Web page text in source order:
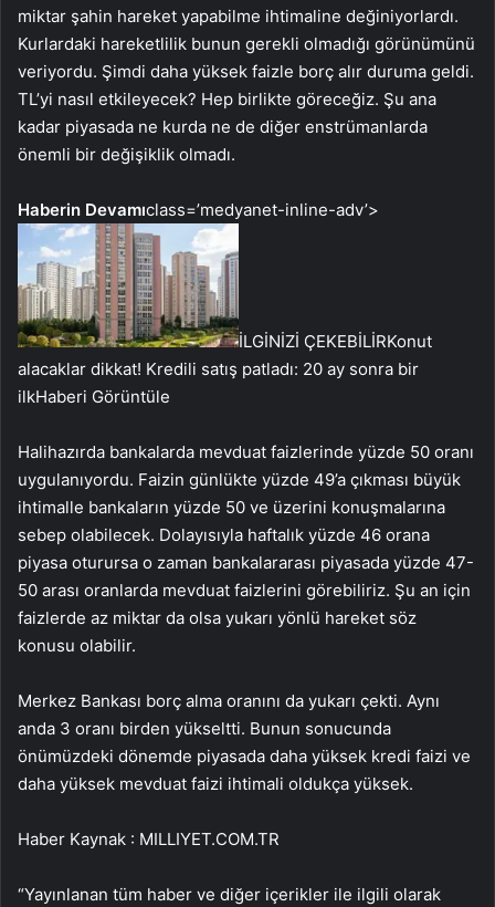
miktar şahin hareket yapabilme ihtimaline değiniyorlardı.
Kurlardaki hareketlilik bunun gerekli olmadığı görünümünü
veriyordu. Şimdi daha yüksek faizle borç alır duruma geldi.
TL’yi nasıl etkileyecek? Hep birlikte göreceğiz. Şu ana
kadar piyasada ne kurda ne de diğer enstrümanlarda
önemli bir değişiklik olmadı.
Haberin Devamıclass=’medyanet-inline-adv’>
İLGİNİZİ ÇEKEBİLİRKonut
alacaklar dikkat! Kredili satış patladı: 20 ay sonra bir
ilkHaberi Görüntüle
Halihazırda bankalarda mevduat faizlerinde yüzde 50 oranı
uygulanıyordu. Faizin günlükte yüzde 49’a çıkması büyük
ihtimalle bankaların yüzde 50 ve üzerini konuşmalarına
sebep olabilecek. Dolayısıyla haftalık yüzde 46 orana
piyasa oturursa o zaman bankalararası piyasada yüzde 47-
50 arası oranlarda mevduat faizlerini görebiliriz. Şu an için
faizlerde az miktar da olsa yukarı yönlü hareket söz
konusu olabilir.
Merkez Bankası borç alma oranını da yukarı çekti. Aynı
anda 3 oranı birden yükseltti. Bunun sonucunda
önümüzdeki dönemde piyasada daha yüksek kredi faizi ve
daha yüksek mevduat faizi ihtimali oldukça yüksek.
Haber Kaynak : MILLIYET.COM.TR
“Yayınlanan tüm haber ve diğer içerikler ile ilgili olarak